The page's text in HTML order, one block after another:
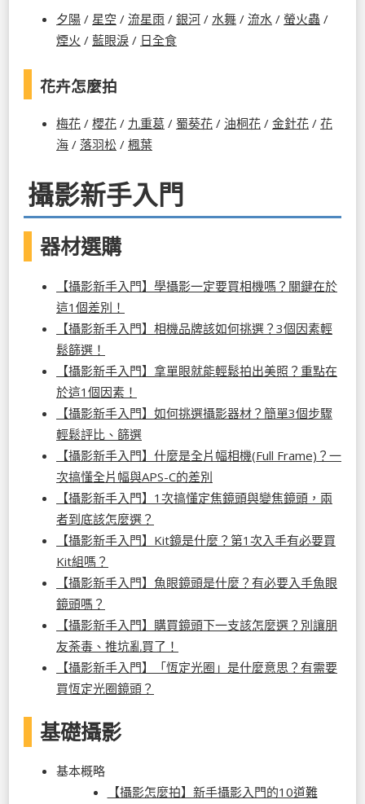
夕陽 / 星空 / 流星雨 / 銀河 / 水舞 / 流水 / 螢火蟲 /
煙火 / 藍眼淚 / 日全食
花卉怎麼拍
梅花 / 櫻花 / 九重葛 / 蜀葵花 / 油桐花 / 金針花 / 花
海 / 落羽松 / 楓葉
攝影新手入門
器材選購
【攝影新手入門】學攝影一定要買相機嗎？關鍵在於
這1個差別！
【攝影新手入門】相機品牌該如何挑選？3個因素輕
鬆篩選！
【攝影新手入門】拿單眼就能輕鬆拍出美照？重點在
於這1個因素！
【攝影新手入門】如何挑選攝影器材？簡單3個步驟
輕鬆評比、篩選
【攝影新手入門】什麼是全片幅相機(Full Frame)？一
次搞懂全片幅與APS-C的差別
【攝影新手入門】1次搞懂定焦鏡頭與變焦鏡頭，兩
者到底該怎麼選？
【攝影新手入門】Kit鏡是什麼？第1次入手有必要買
Kit組嗎？
【攝影新手入門】魚眼鏡頭是什麼？有必要入手魚眼
鏡頭嗎？
【攝影新手入門】購買鏡頭下一支該怎麼選？別讓朋
友荼毒、推坑亂買了！
【攝影新手入門】「恆定光圈」是什麼意思？有需要
買恆定光圈鏡頭？
基礎攝影
基本概略
【攝影怎麼拍】新手攝影入門的10道難